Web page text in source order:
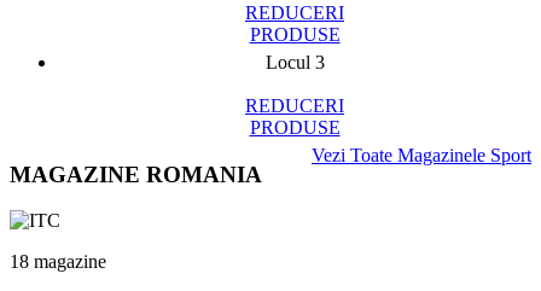
REDUCERI
PRODUSE
Locul 3
REDUCERI
PRODUSE
Vezi Toate Magazinele Sport
MAGAZINE ROMANIA
18 magazine